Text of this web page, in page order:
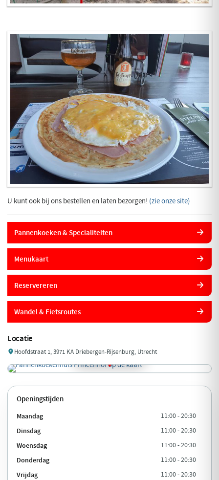
U kunt ook bij ons bestellen en laten bezorgen! (zie onze site)
Pannenkoeken & Specialiteiten
Menukaart
Reservereren
Wandel & Fietsroutes
Locatie
Hoofdstraat 1, 3971 KA Driebergen-Rijsenburg, Utrecht
Openingstijden
Maandag 11:00 - 20:30
Dinsdag 11:00 - 20:30
Woensdag 11:00 - 20:30
Donderdag 11:00 - 20:30
Vrijdag 11:00 - 20:30